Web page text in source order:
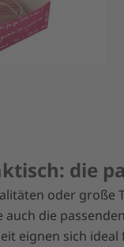
die
oder
die
eignen sich